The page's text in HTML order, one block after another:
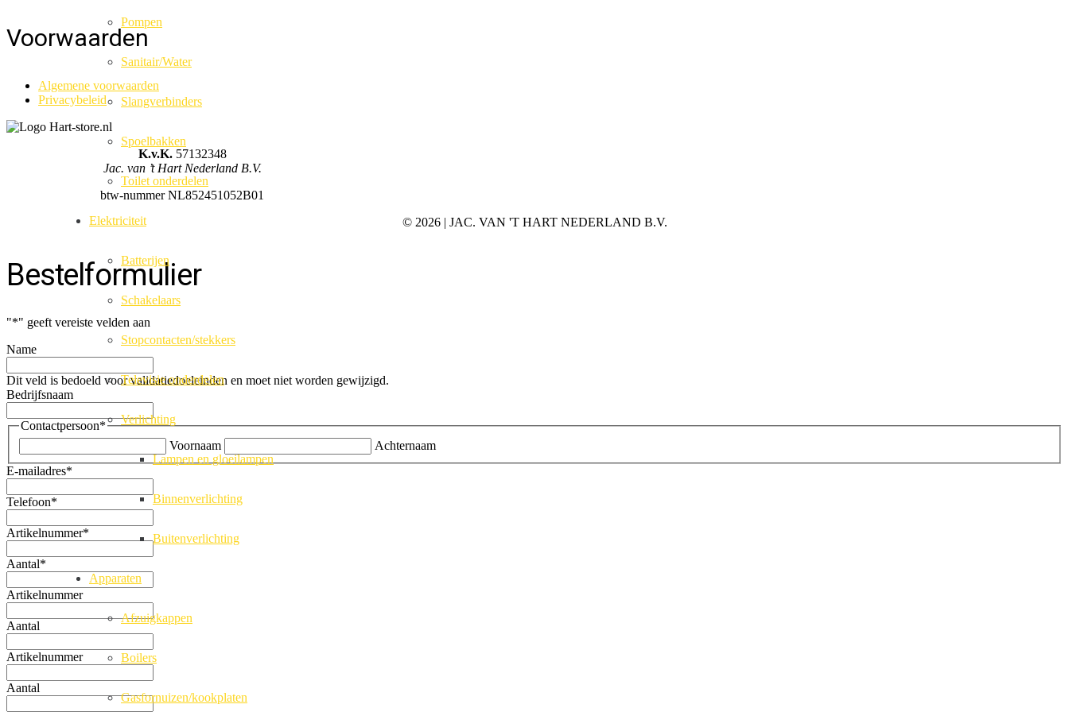
Pompen
Sanitair/Water
Slangverbinders
Spoelbakken
Toilet onderdelen
Elektriciteit
Batterijen
Schakelaars
Stopcontacten/stekkers
Televisie onderdelen
Verlichting
Lampen en gloeilampen
Binnenverlichting
Buitenverlichting
Apparaten
Afzuigkappen
Boilers
Gasfornuizen/kookplaten
Voorwaarden
Algemene voorwaarden
Privacybeleid
K.v.K.57132348
Jac. van ’t Hart Nederland B.V.
btw-nummer NL852451052B01
© 2026 | JAC. VAN 'T HART NEDERLAND B.V.
Bestelformulier
"*" geeft vereiste velden aan
Name
Dit veld is bedoeld voor validatiedoeleinden en moet niet worden gewijzigd.
Bedrijfsnaam
Contactpersoon*
Voornaam
Achternaam
E-mailadres*
Telefoon*
Artikelnummer*
Aantal*
Artikelnummer
Aantal
Artikelnummer
Aantal